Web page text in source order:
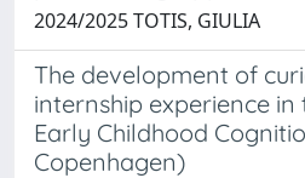
2024/2025 TOTIS, GIULIA
The development of
internship experience
Early Childhood
Copenhagen)